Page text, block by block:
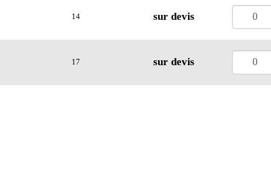
14 sur devis
17 sur devis